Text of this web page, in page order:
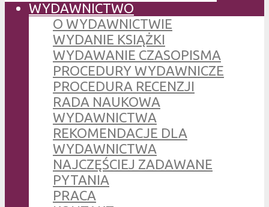
WYDAWNICTWO
O WYDAWNICTWIE
WYDANIE KSIĄŻKI
WYDAWANIE CZASOPISMA
PROCEDURY WYDAWNICZE
PROCEDURA RECENZJI
RADA NAUKOWA
WYDAWNICTWA
REKOMENDACJE DLA
WYDAWNICTWA
NAJCZĘŚCIEJ ZADAWANE
PYTANIA
PRACA